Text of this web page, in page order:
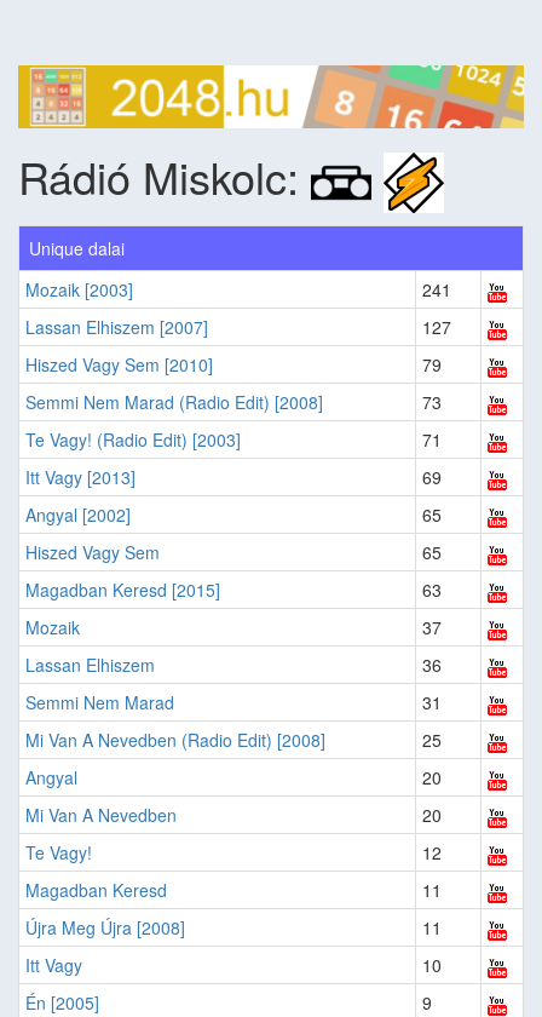
Rádió Miskolc:
Unique dalai
Mozaik [2003]
241
Lassan Elhiszem [2007]
127
Hiszed Vagy Sem [2010]
79
Semmi Nem Marad (Radio Edit) [2008]
73
Te Vagy! (Radio Edit) [2003]
71
Itt Vagy [2013]
69
Angyal [2002]
65
Hiszed Vagy Sem
65
Magadban Keresd [2015]
63
Mozaik
37
Lassan Elhiszem
36
Semmi Nem Marad
31
Mi Van A Nevedben (Radio Edit) [2008]
25
Angyal
20
Mi Van A Nevedben
20
Te Vagy!
12
Magadban Keresd
11
Újra Meg Újra [2008]
11
Itt Vagy
10
Én [2005]
9